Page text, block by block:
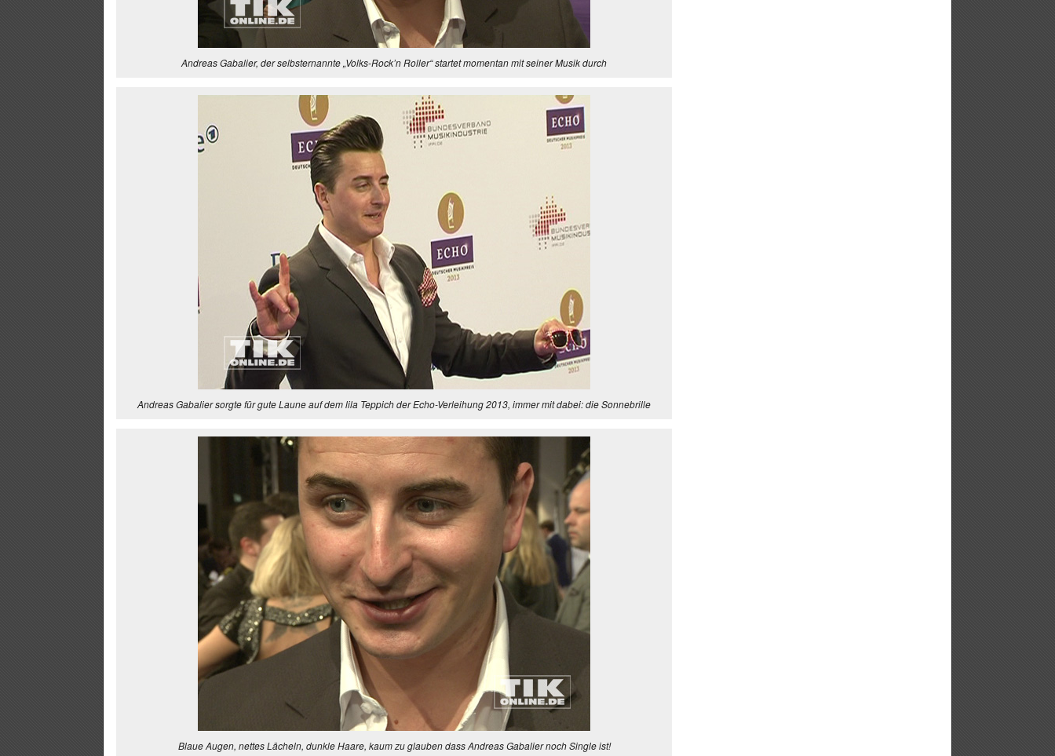
Andreas Gabalier, der selbsternannte „Volks-Rock’n Roller“ startet momentan mit seiner Musik durch
Andreas Gabalier sorgte für gute Laune auf dem lila Teppich der Echo-Verleihung 2013, immer mit dabei: die Sonnebrille
Blaue Augen, nettes Lächeln, dunkle Haare, kaum zu glauben dass Andreas Gabalier noch Single ist!